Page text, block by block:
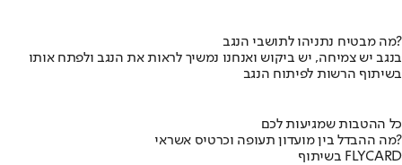
מה מבטיח נתניהו לתושבי הנגב?
בנגב יש צמיחה, יש ביקוש ואנחנו נמשיך לראות את הנגב ולפתח אותו
בשיתוף הרשות לפיתוח הנגב
כל ההטבות שמגיעות לכם
מה ההבדל בין מועדון תעופה וכרטיס אשראי?
בשיתוף FLYCARD